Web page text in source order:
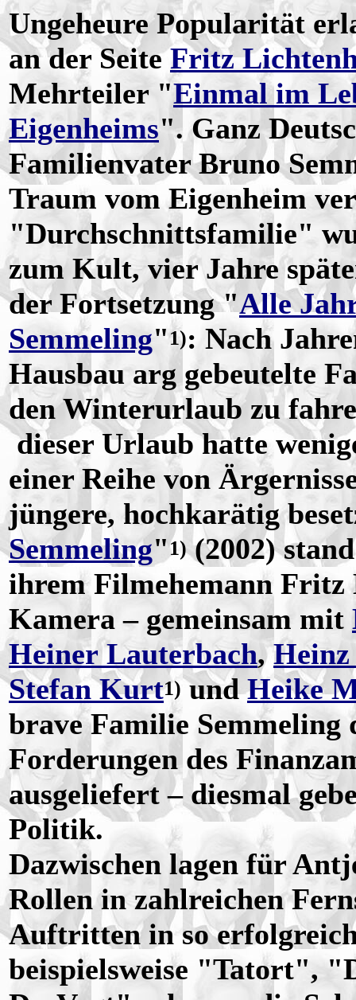
Ungeheure Popularität
an der SeiteFritz
Mehrteiler "Einmal im
Eigenheims". Ganz
Familienvater Bruno
Traum vom Eigenheim
"Durchschnittsfamilie"
zum Kult, vier Jahre
der Fortsetzung "Alle
Semmeling"1): Nach
Hausbau arg gebeutelte
den Winterurlaub zu
dieser Urlaub hatte
einer Reihe von
jüngere, hochkarätig
Semmeling"1)(2002)
ihrem Filmehemann
Kamera – gemeinsam mit
Heiner Lauterbach,
Stefan Kurt1)undHeike
brave Familie Semmeling
Forderungen des
ausgeliefert – diesmal
Politik.
Dazwischen lagen für
Rollen in zahlreichen
Auftritten in so
beispielsweise "Tatort",